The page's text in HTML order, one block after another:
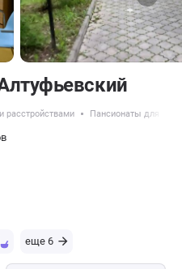
расстройствами Пансионаты для
еще 6